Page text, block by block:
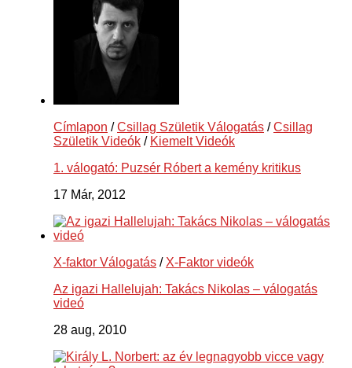
Címlapon /Csillag Születik Válogatás /Csillag
Születik Videók / Kiemelt Videók
1. válogató: Puzsér Róbert a kemény kritikus
17 Már, 2012
X-faktor Válogatás / X-Faktor videók
Az igazi Hallelujah: Takács Nikolas – válogatás
videó
28 aug, 2010